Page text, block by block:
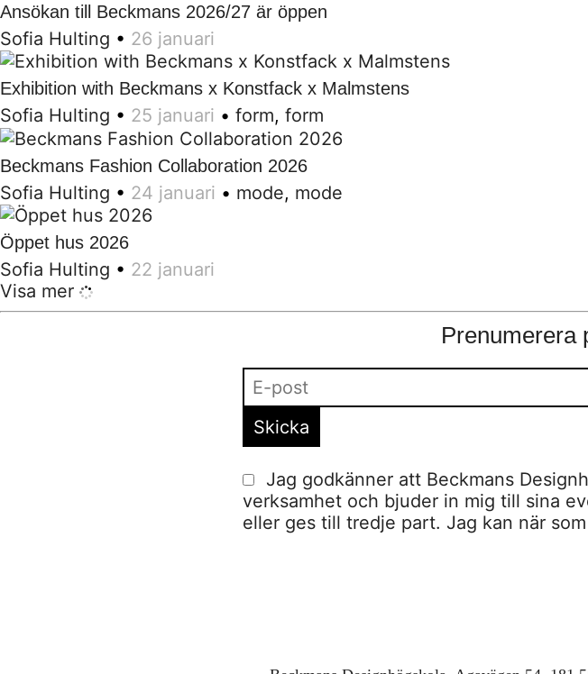
Ansökan till Beckmans 2026/27 är öppen
Sofia Hulting • 26 januari
Exhibition with Beckmans x Konstfack x Malmstens
Sofia Hulting • 25 januari • form, form
Beckmans Fashion Collaboration 2026
Sofia Hulting • 24 januari • mode, mode
Öppet hus 2026
Sofia Hulting • 22 januari
Visa mer
Prenumerera
Jag godkänner att Beckmans
verksamhet och bjuder in mig till sina
eller ges till tredje part. Jag kan när